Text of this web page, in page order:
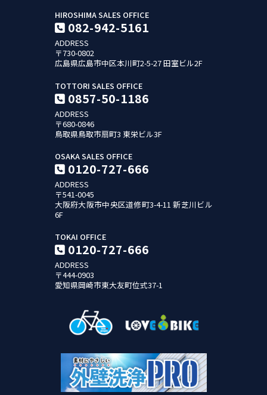
HIROSHIMA SALES OFFICE
082-942-5161
ADDRESS
〒730-0802
広島県広島市中区本川町2-5-27田室ビル2F
TOTTORI SALES OFFICE
0857-50-1186
ADDRESS
〒680-0846
鳥取県鳥取市扇町3 東栄ビル3F
OSAKA SALES OFFICE
0120-727-666
ADDRESS
〒541-0045
大阪府大阪市中央区道修町3-4-11新芝川ビル
6F
TOKAI OFFICE
0120-727-666
ADDRESS
〒444-0903
愛知県岡崎市東大友町位式37-1